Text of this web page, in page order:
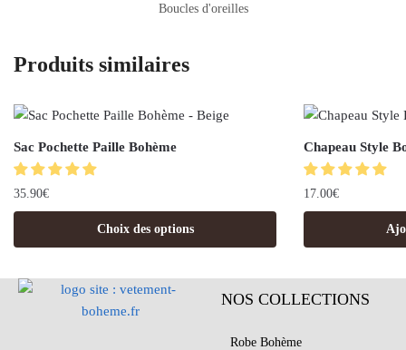
Boucles d'oreilles
Produits similaires
Sac Pochette Paille Bohème
35.90€
Choix des options
Chapeau Style
17.00€
NOS COLLECTIONS
Robe Bohème